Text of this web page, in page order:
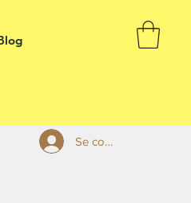
Se connecter